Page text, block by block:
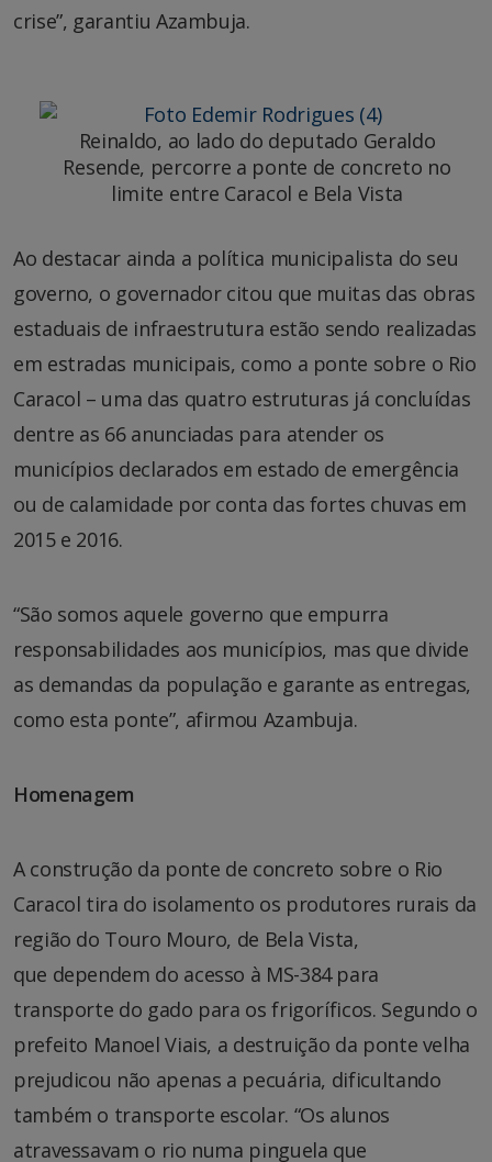
crise”, garantiu Azambuja.
Reinaldo, ao lado do deputado Geraldo
Resende, percorre a ponte de concreto no
limite entre Caracol e Bela Vista
Ao destacar ainda a política municipalista do seu
governo, o governador citou que muitas das obras
estaduais de infraestrutura estão sendo realizadas
em estradas municipais, como a ponte sobre o Rio
Caracol – uma das quatro estruturas já concluídas
dentre as 66 anunciadas para atender os
municípios declarados em estado de emergência
ou de calamidade por conta das fortes chuvas em
2015 e 2016.
“São somos aquele governo que empurra
responsabilidades aos municípios, mas que divide
as demandas da população e garante as entregas,
como esta ponte”, afirmou Azambuja.
Homenagem
A construção da ponte de concreto sobre o Rio
Caracol tira do isolamento os produtores rurais da
região do Touro Mouro, de Bela Vista,
que dependem do acesso à MS-384 para
transporte do gado para os frigoríficos. Segundo o
prefeito Manoel Viais, a destruição da ponte velha
prejudicou não apenas a pecuária, dificultando
também o transporte escolar. “Os alunos
atravessavam o rio numa pinguela que